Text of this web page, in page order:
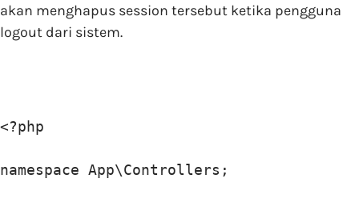
akan menghapus session tersebut ketika pengguna
logout dari sistem.
<?php
namespace App\Controllers;